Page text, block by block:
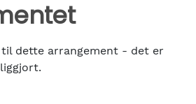
til dette arrangement - det er